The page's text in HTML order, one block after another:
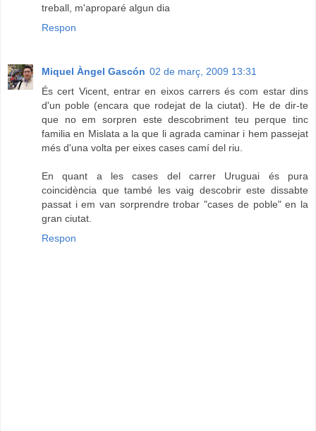
treball, m'aproparé algun dia
Respon
Miquel Àngel Gascón 02 de març, 2009 13:31
És cert Vicent, entrar en eixos carrers és com estar dins
d'un poble (encara que rodejat de la ciutat). He de dir-te
que no em sorpren este descobriment teu perque tinc
familia en Mislata a la que li agrada caminar i hem passejat
més d'una volta per eixes cases camí del riu.
En quant a les cases del carrer Uruguai és pura
coincidència que també les vaig descobrir este dissabte
passat i em van sorprendre trobar "cases de poble" en la
gran ciutat.
Respon